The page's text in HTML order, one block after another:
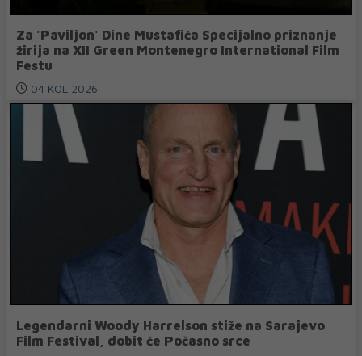
Za 'Paviljon' Dine Mustafića Specijalno priznanje
žirija na XII Green Montenegro International Film
Festu
04 KOL 2026
Legendarni Woody Harrelson stiže na Sarajevo
Film Festival, dobit će Počasno srce